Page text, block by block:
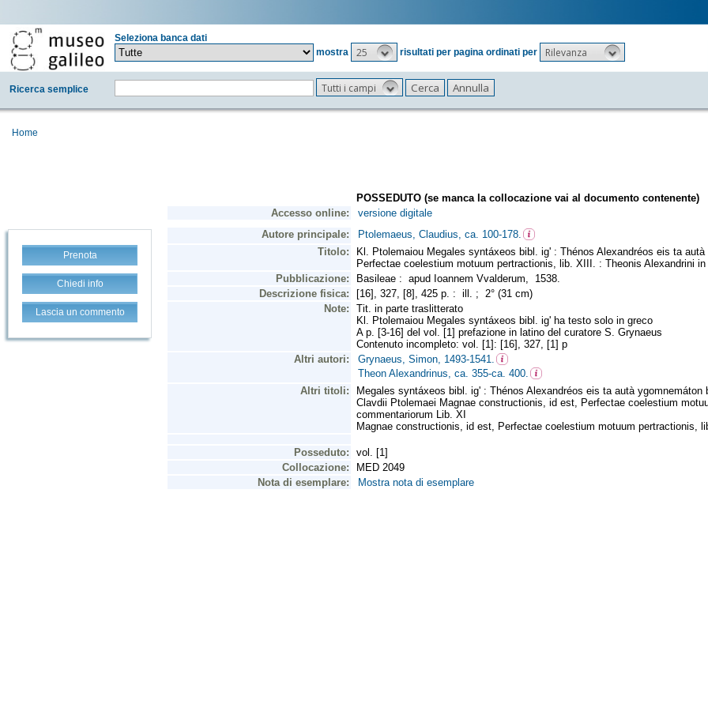
Seleziona banca dati
mostra
25 risultati per pagina ordinati per Rilevanza
Ricerca semplice Tutti i campi
Home
Prenota
Chiedi info
Lascia un commento